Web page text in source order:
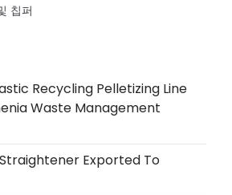
칩퍼
Recycling Pelletizing Line
Waste Management
Exported To